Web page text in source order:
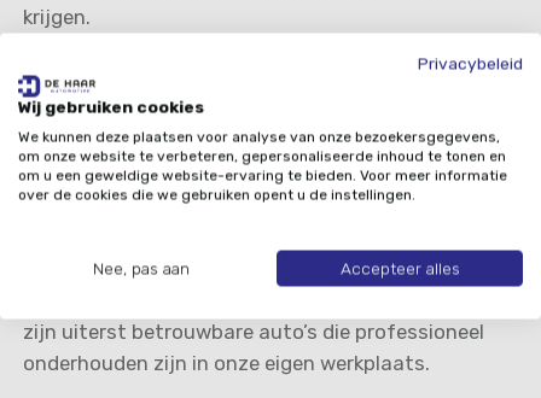
krijgen.
Je auto inruilen of verkopen
Wil je je eigen auto inruilen of verkopen? Ook dan
kun je vanzelfsprekend bij ons terecht. Of het nu
gaat om een particuliere of om een bedrijfsmatige
verzekerd bent van een reële waarde. Al onze huur-
zijn uiterst betrouwbare auto’s die professioneel
onderhouden zijn in onze eigen werkplaats.
Privacybeleid
Wij gebruiken cookies
We kunnen deze plaatsen voor analyse van onze bezoekersgegevens,
om onze website te verbeteren, gepersonaliseerde inhoud te tonen en
om u een geweldige website-ervaring te bieden. Voor meer informatie
over de cookies die we gebruiken opent u de instellingen.
Nee, pas aan Accepteer alles